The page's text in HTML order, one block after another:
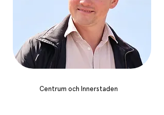
Centrum och Innerstaden